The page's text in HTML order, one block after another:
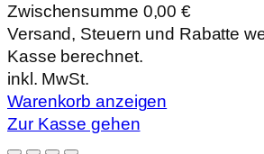
Produkte
im
Warenkorb
Zwischensumme 0,00 €
Versand, Steuern und Rabatte
Kasse berechnet.
inkl. MwSt.
Warenkorb anzeigen
Zur Kasse gehen